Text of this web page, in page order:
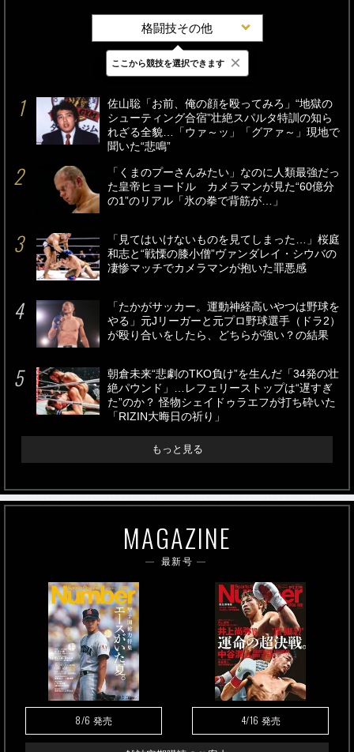
格闘技その他
最新 24時間 週間
佐山聡「お前、俺の顔を殴ってみろ」“地獄の
シューティング合宿”壮絶スパルタ特訓の知ら
れざる全貌…「ウァ～ッ」「グアァ～」現地で
聞いた“悲鳴”
「くまのプーさんみたい」なのに人類最強だっ
た皇帝ヒョードル カメラマンが見た“60億分
の1”のリアル「氷の拳で背筋が…」
「見てはいけないものを見てしまった…」桜庭
和志と“戦慄の膝小僧”ヴァンダレイ・シウバの
凄惨マッチでカメラマンが抱いた罪悪感
「たかがサッカー。運動神経高いやつは野球を
やる」元Jリーガーと元プロ野球選手（ドラ2）
が殴り合いをしたら、どちらが強い？の結果
朝倉未来“悲劇のTKO負け”を生んだ「34発の壮
絶パウンド」…レフェリーストップは“遅すぎ
た”のか？ 怪物シェイドゥラエフが打ち砕いた
「RIZIN大晦日の祈り」
もっと見る
MAGAZINE
最新号
8/6 発売 4/16 発売
ここから競技を選択できます ×